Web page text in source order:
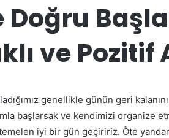
Doğru
ve Pozitif
genellikle günün geri
başlarsak ve kendimizi organize
iyi bir gün geçiririz. Öte